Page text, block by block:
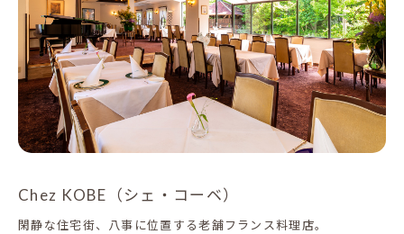
Chez KOBE（シェ・コーベ）
閑静な住宅街、八事に位置する老舗フランス料理店。